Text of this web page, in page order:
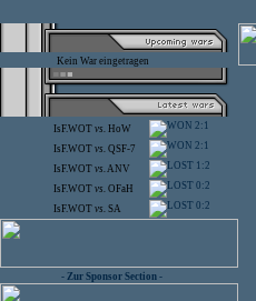
Kein War eingetragen
IsF.WOT vs. HoW 2:1
IsF.WOT vs. QSF-7 2:1
IsF.WOT vs.ANV 1:2
IsF.WOT vs. OFaH 0:2
IsF.WOT vs. SA 0:2
- Zur Sponsor Section -